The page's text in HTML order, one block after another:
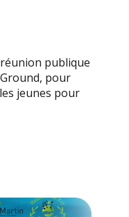
publique
pour
jeunes pour